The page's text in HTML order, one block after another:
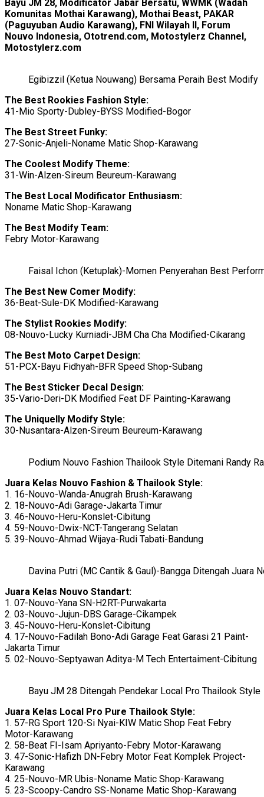
Bayu JM 28, Modificator Jabar Bersatu, WWMK (Wadah
Komunitas Mothai Karawang), Mothai Beast, PAKAR
(Paguyuban Audio Karawang), FNI Wilayah II, Forum
Nouvo Indonesia, Ototrend.com, Motostylerz Channel,
Motostylerz.com
Egibizzil (Ketua Nouwang) Bersama Peraih Best Modify
The Best Rookies Fashion Style:
41-Mio Sporty-Dubley-BYSS Modified-Bogor
The Best Street Funky:
27-Sonic-Anjeli-Noname Matic Shop-Karawang
The Coolest Modify Theme:
31-Win-Alzen-Sireum Beureum-Karawang
The Best Local Modificator Enthusiasm:
Noname Matic Shop-Karawang
The Best Modify Team:
Febry Motor-Karawang
Faisal Ichon (Ketuplak)-Momen Penyerahan Best
The Best New Comer Modify:
36-Beat-Sule-DK Modified-Karawang
The Stylist Rookies Modify:
08-Nouvo-Lucky Kurniadi-JBM Cha Cha Modified-Cikarang
The Best Moto Carpet Design:
51-PCX-Bayu Fidhyah-BFR Speed Shop-Subang
The Best Sticker Decal Design:
35-Vario-Deri-DK Modified Feat DF Painting-Karawang
The Uniquelly Modify Style:
30-Nusantara-Alzen-Sireum Beureum-Karawang
Podium Nouvo Fashion Thailook Style Ditemani Randy
Juara Kelas Nouvo Fashion & Thailook Style:
1. 16-Nouvo-Wanda-Anugrah Brush-Karawang
2. 18-Nouvo-Adi Garage-Jakarta Timur
3. 46-Nouvo-Heru-Konslet-Cibitung
4. 59-Nouvo-Dwix-NCT-Tangerang Selatan
5. 39-Nouvo-Ahmad Wijaya-Rudi Tabati-Bandung
Davina Putri (MC Cantik & Gaul)-Bangga Ditengah Juara
Juara Kelas Nouvo Standart:
1. 07-Nouvo-Yana SN-H2RT-Purwakarta
2. 03-Nouvo-Jujun-DBS Garage-Cikampek
3. 45-Nouvo-Heru-Konslet-Cibitung
4. 17-Nouvo-Fadilah Bono-Adi Garage Feat Garasi 21 Paint-
Jakarta Timur
5. 02-Nouvo-Septyawan Aditya-M Tech Entertaiment-Cibitung
Bayu JM 28 Ditengah Pendekar Local Pro Thailook Style
Juara Kelas Local Pro Pure Thailook Style:
1. 57-RG Sport 120-Si Nyai-KIW Matic Shop Feat Febry
Motor-Karawang
2. 58-Beat FI-Isam Apriyanto-Febry Motor-Karawang
3. 47-Sonic-Hafizh DN-Febry Motor Feat Komplek Project-
Karawang
4. 25-Nouvo-MR Ubis-Noname Matic Shop-Karawang
5. 23-Scoopy-Candro SS-Noname Matic Shop-Karawang